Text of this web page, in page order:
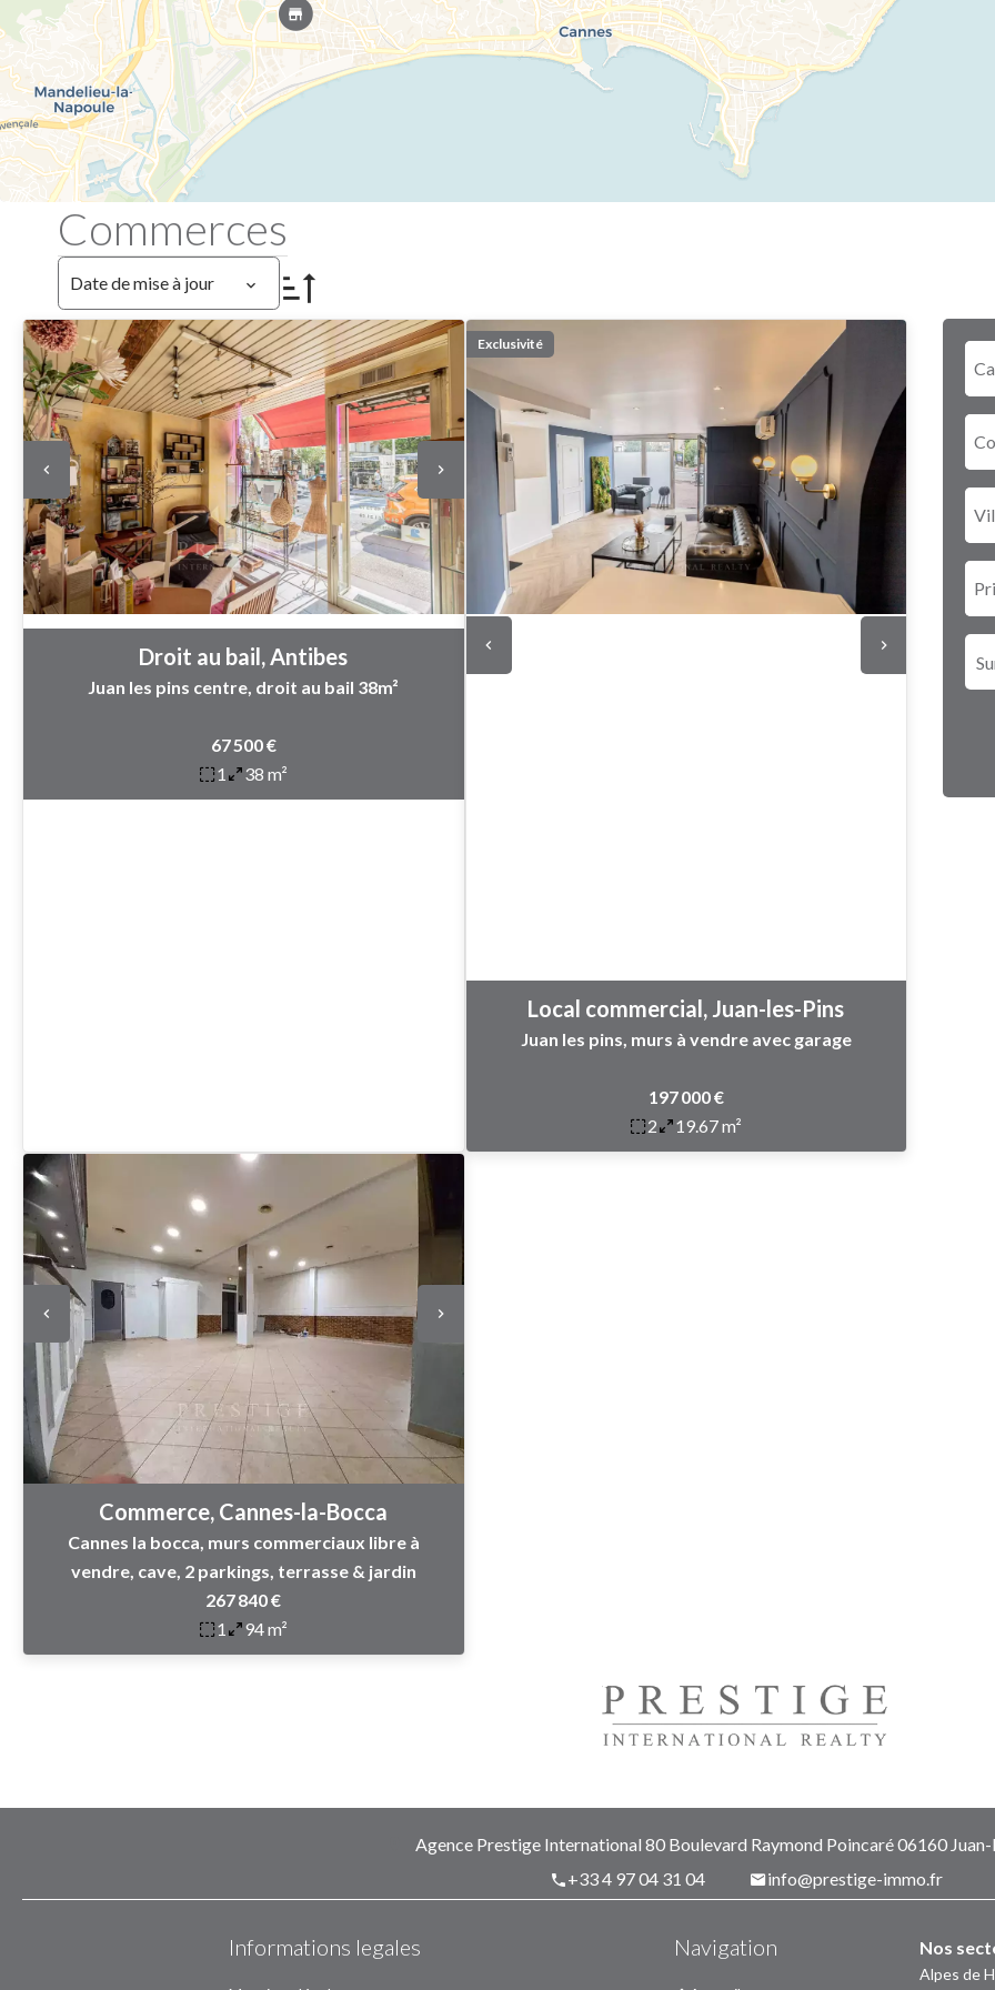
Commerces
Date de mise à jour
Droit au bail, Antibes
Juan les pins centre, droit au bail 38m²
67 500 €
1
38 m²
Exclusivité
Local commercial, Juan-les-Pins
Juan les pins, murs à vendre avec garage
197 000 €
2
19.67 m²
Commerce, Cannes-la-Bocca
Cannes la bocca, murs commerciaux libre à
vendre, cave, 2 parkings, terrasse & jardin
267 840 €
1
94 m²
Agence Prestige International 80 Boulevard Raymond Poincaré06160Juan-
+33 4 97 04 31 04
info@prestige-immo.fr
Informations legales Navigation Nos
Alpes de